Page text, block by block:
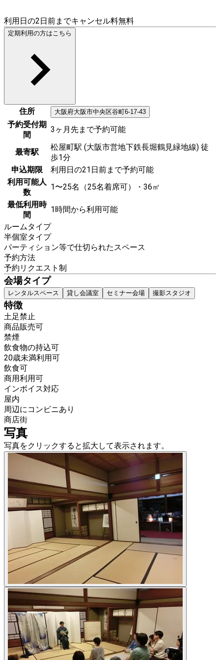
利用日の2日前までキャンセル料無料
定期利用の方はこちら
住所 大阪府大阪市中央区谷町6-17-43
予約受付期
間
3ヶ月先まで予約可能
最寄駅
松屋町駅 (大阪市営地下鉄長堀鶴見緑地線) 徒
歩1分
申込期限
利用日の21日前まで予約可能
利用可能人
数
1〜25名（25名着席可）・36㎡
最低利用時
間
1時間から利用可能
ルームタイプ
半個室タイプ
パーティション等で仕切られたスペース
予約方法
予約リクエスト制
会場タイプ
レンタルスペース 貸し会議室 セミナー会場 撮影スタジオ
特徴
土足禁止
商品販売可
禁煙
飲食物の持込可
20歳未満利用可
飲食可
商用利用可
インボイス対応
屋内
周辺にコンビニあり
商店街
写真
写真をクリックすると拡大して表示されます。